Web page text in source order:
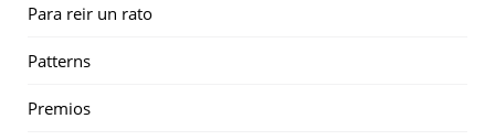
Para reir un rato
Patterns
Premios